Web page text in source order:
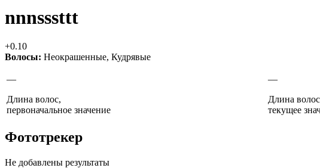
nnnsssttt
+0.10
Волосы: Неокрашенные, Кудрявые
—
Длина волос,
первоначальное значение
—
Длина
текущее
Фототрекер
Не добавлены результаты